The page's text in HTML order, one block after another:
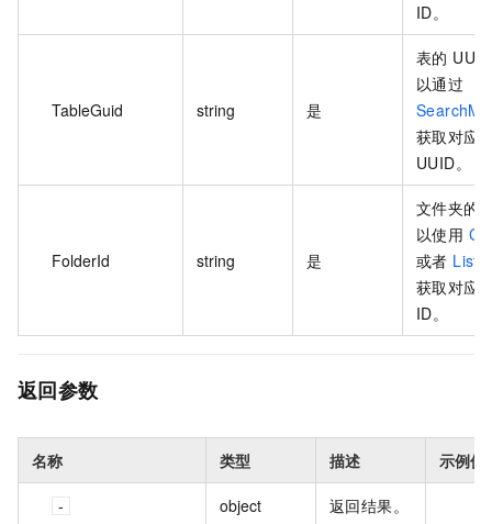
ID。
TableGuid string 是
表的
以通过
获取对应
UUID。
FolderId string 是
文件夹的
以使用
或者
获取对应
ID。
返回参数
名称 类型 描述 示例值
object 返回结果。